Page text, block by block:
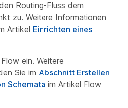
Routing-Fluss dem
zu. Weitere Informationen
Artikel Einrichten eines
ein. Weitere
Sie im Abschnitt Erstellen
Schemata im Artikel Flow